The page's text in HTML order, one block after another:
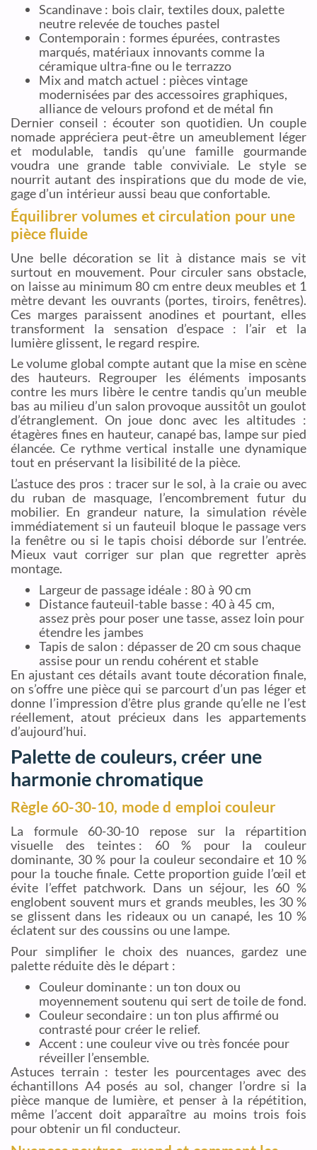
Scandinave : bois clair, textiles doux, palette
neutre relevée de touches pastel
Contemporain : formes épurées, contrastes
marqués, matériaux innovants comme la
céramique ultra-fine ou le terrazzo
Mix and match actuel : pièces vintage
modernisées par des accessoires graphiques,
alliance de velours profond et de métal fin
Dernier conseil : écouter son quotidien. Un couple
nomade appréciera peut-être un ameublement léger
et modulable, tandis qu’une famille gourmande
voudra une grande table conviviale. Le style se
nourrit autant des inspirations que du mode de vie,
gage d’un intérieur aussi beau que confortable.
Équilibrer volumes et circulation pour une
pièce fluide
Une belle décoration se lit à distance mais se vit
surtout en mouvement. Pour circuler sans obstacle,
on laisse au minimum 80 cm entre deux meubles et 1
mètre devant les ouvrants (portes, tiroirs, fenêtres).
Ces marges paraissent anodines et pourtant, elles
transforment la sensation d’espace : l’air et la
lumière glissent, le regard respire.
Le volume global compte autant que la mise en scène
des hauteurs. Regrouper les éléments imposants
contre les murs libère le centre tandis qu’un meuble
bas au milieu d’un salon provoque aussitôt un goulot
d’étranglement. On joue donc avec les altitudes :
étagères fines en hauteur, canapé bas, lampe sur pied
élancée. Ce rythme vertical installe une dynamique
tout en préservant la lisibilité de la pièce.
L’astuce des pros : tracer sur le sol, à la craie ou avec
du ruban de masquage, l’encombrement futur du
mobilier. En grandeur nature, la simulation révèle
immédiatement si un fauteuil bloque le passage vers
la fenêtre ou si le tapis choisi déborde sur l’entrée.
Mieux vaut corriger sur plan que regretter après
montage.
Largeur de passage idéale : 80 à 90 cm
Distance fauteuil-table basse : 40 à 45 cm,
assez près pour poser une tasse, assez loin pour
étendre les jambes
Tapis de salon : dépasser de 20 cm sous chaque
assise pour un rendu cohérent et stable
En ajustant ces détails avant toute décoration finale,
on s’offre une pièce qui se parcourt d’un pas léger et
donne l’impression d’être plus grande qu’elle ne l’est
réellement, atout précieux dans les appartements
d’aujourd’hui.
Palette de couleurs, créer une
harmonie chromatique
Règle 60-30-10, mode d emploi couleur
La formule 60-30-10 repose sur la répartition
visuelle des teintes : 60 % pour la couleur
dominante, 30 % pour la couleur secondaire et 10 %
pour la touche finale. Cette proportion guide l’œil et
évite l’effet patchwork. Dans un séjour, les 60 %
englobent souvent murs et grands meubles, les 30 %
se glissent dans les rideaux ou un canapé, les 10 %
éclatent sur des coussins ou une lampe.
Pour simplifier le choix des nuances, gardez une
palette réduite dès le départ :
Couleur dominante : un ton doux ou
moyennement soutenu qui sert de toile de fond.
Couleur secondaire : un ton plus affirmé ou
contrasté pour créer le relief.
Accent : une couleur vive ou très foncée pour
réveiller l’ensemble.
Astuces terrain : tester les pourcentages avec des
échantillons A4 posés au sol, changer l’ordre si la
pièce manque de lumière, et penser à la répétition,
même l’accent doit apparaître au moins trois fois
pour obtenir un fil conducteur.